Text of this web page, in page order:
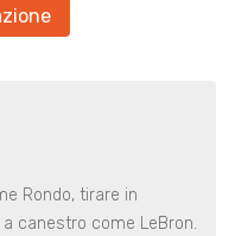
Rondo, tirare in
canestro come LeBron.